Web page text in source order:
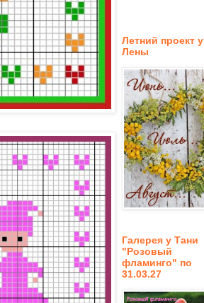
Летний проект у
Лены
Галерея у Тани
"Розовый
фламинго" по
31.03.27